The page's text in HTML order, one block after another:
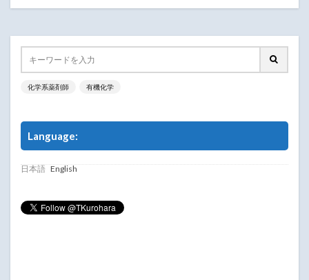
化学系薬剤師 有機化学
Language:
日本語 English